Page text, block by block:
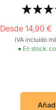
Precio
Oferta
Desde 14,90 €
IVA incluido
● En stock: